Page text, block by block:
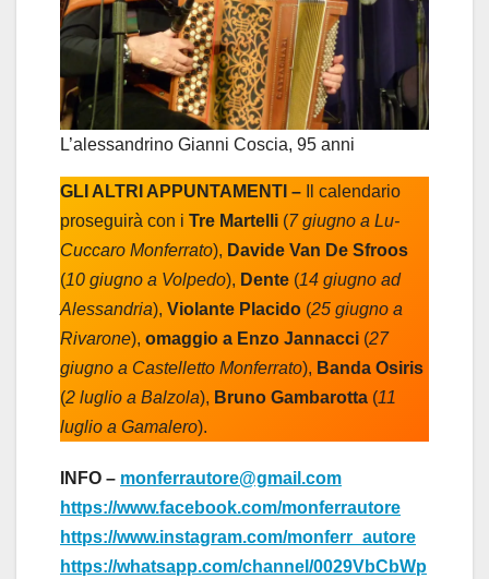
L’alessandrino Gianni Coscia, 95 anni
GLI ALTRI APPUNTAMENTI – Il calendario
proseguirà con i Tre Martelli (7 giugno a Lu-
Cuccaro Monferrato), Davide Van De Sfroos
(10 giugno a Volpedo), Dente (14 giugno ad
Alessandria), Violante Placido (25 giugno a
Rivarone), omaggio a Enzo Jannacci (27
giugno a Castelletto Monferrato), Banda Osiris
(2 luglio a Balzola), Bruno Gambarotta (11
luglio a Gamalero).
INFO – monferrautore@gmail.com
https://www.facebook.com/monferrautore
https://www.instagram.com/monferr_autore
https://whatsapp.com/channel/0029VbCbWp